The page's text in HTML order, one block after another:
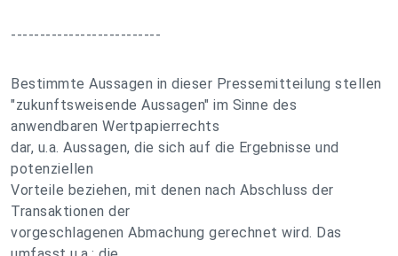
--------------------------
Bestimmte Aussagen in dieser Pressemitteilung stellen
"zukunftsweisende Aussagen" im Sinne des
anwendbaren Wertpapierrechts
dar, u.a. Aussagen, die sich auf die Ergebnisse und
potenziellen
Vorteile beziehen, mit denen nach Abschluss der
Transaktionen der
vorgeschlagenen Abmachung gerechnet wird. Das